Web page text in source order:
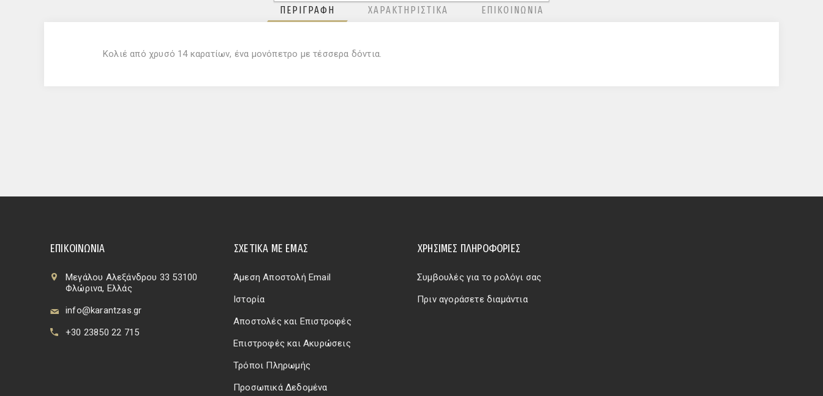
ΠΕΡΙΓΡΑΦΉ ΧΑΡΑΚΤΗΡΙΣΤΙΚΆ ΕΠΙΚΟΙΝΩΝΊΑ
Κολιέ από χρυσό 14 καρατίων, ένα μονόπετρο με τέσσερα δόντια.
ΕΠΙΚΟΙΝΩΝΊΑ
Μεγάλου Αλεξάνδρου 33 53100
Φλώρινα, Ελλάς
info@karantzas.gr
+30 23850 22 715
ΣΧΕΤΙΚΆ ΜΕ ΕΜΆΣ
Άμεση Αποστολή Email
Ιστορία
Αποστολές και Επιστροφές
Επιστροφές και Ακυρώσεις
Τρόποι Πληρωμής
Προσωπικά Δεδομένα
ΧΡΗΣΙΜΕΣ ΠΛΗΡΟΦΟΡΙΕΣ
Συμβουλές για το ρολόγι σας
Πριν αγοράσετε διαμάντια